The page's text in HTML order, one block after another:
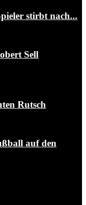
stirbt nach...
Sell
Rutsch
auf den